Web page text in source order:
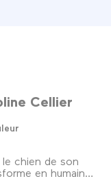
Cellier
le chien de son
en humain…